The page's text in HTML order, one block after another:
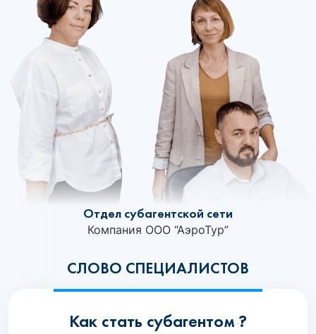
СЛОВО СПЕЦИАЛИСТОВ
Отдел субагентской сети
Компания ООО “АэроТур”
Как стать субагентом ?